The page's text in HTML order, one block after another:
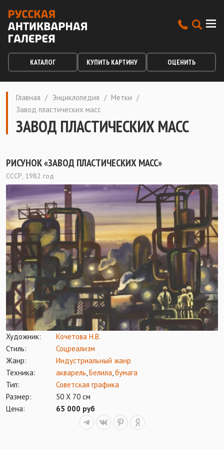
КАТАЛОГ КУПИТЬ КАРТИНУ ОЦЕНИТЬ
Главная / Энциклопедия / Метки /
Завод пластических масс
ЗАВОД ПЛАСТИЧЕСКИХ МАСС
РИСУНОК «ЗАВОД ПЛАСТИЧЕСКИХ МАСС»
СССР, 1982 год
Художник:
Кочетова Н.В.
Стиль:
Соцреализм
Жанр:
Индустриальный жанр
Техника:
акварель Белила бумага
Тип:
Советская графика
Размер:
50 Х 70 см
Цена:
65 000 руб